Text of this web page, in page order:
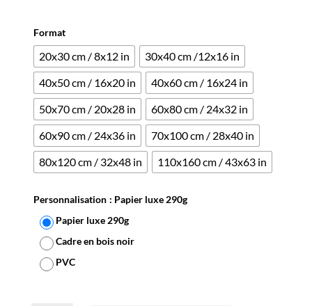
notations
client
Format
20x30 cm / 8x12 in
30x40 cm /12x16 in
40x50 cm / 16x20 in
40x60 cm / 16x24 in
50x70 cm / 20x28 in
60x80 cm / 24x32 in
60x90 cm / 24x36 in
70x100 cm / 28x40 in
80x120 cm / 32x48 in
110x160 cm / 43x63 in
Personnalisation : Papier luxe 290g
Papier luxe 290g
Cadre en bois noir
PVC